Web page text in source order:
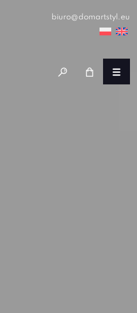
biuro@domartstyl.eu